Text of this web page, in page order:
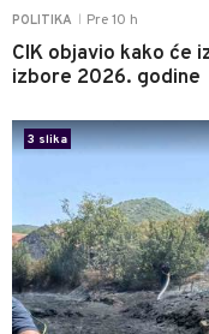
POLITIKA Pre 10 h
CIK objavio kako će
izbore 2026. godine
3 slika